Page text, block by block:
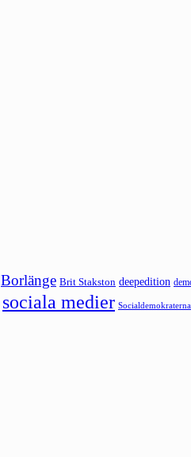
Borlänge Brit Stakston deepedition
sociala medier Socialdemokraterna